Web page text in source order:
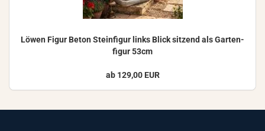
Löwen Figur Beton Stein­fi­gur links Blick sit­zend als Gar­ten­
fi­gur 53cm
ab 129,00 EUR